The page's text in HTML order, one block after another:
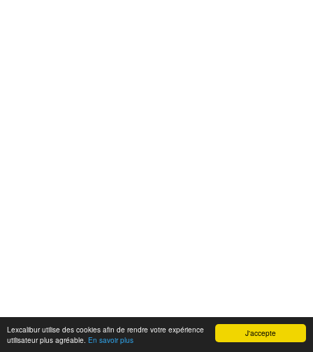
J'accepte
Lexcalibur utilise des cookies afin de rendre votre expérience
utilisateur plus agréable. En savoir plus